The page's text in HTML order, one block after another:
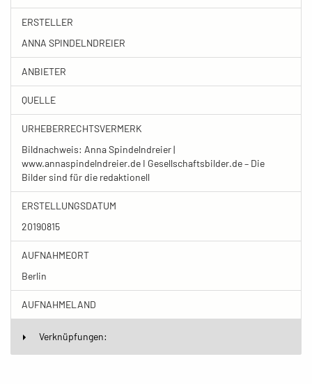
ERSTELLER
ANNA SPINDELNDREIER
ANBIETER
QUELLE
URHEBERRECHTSVERMERK
Bildnachweis: Anna Spindelndreier |
www.annaspindelndreier.de I Gesellschaftsbilder.de – Die
Bilder sind für die redaktionell
ERSTELLUNGSDATUM
20190815
AUFNAHMEORT
Berlin
AUFNAHMELAND
Verknüpfungen: